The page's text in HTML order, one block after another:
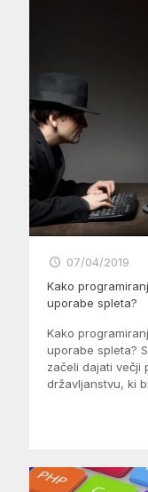
07/04/2019
Kako
uporabe spleta?
Kako
uporabe spleta?
začeli dajati večji
državljanstvu, ki